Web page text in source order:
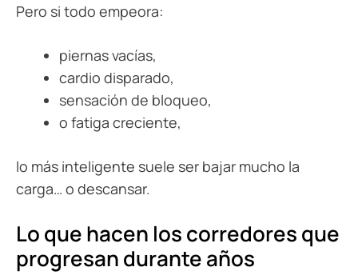
Pero si todo empeora:
piernas vacías,
cardio disparado,
sensación de bloqueo,
o fatiga creciente,
lo más inteligente suele ser bajar mucho la
carga… o descansar.
Lo que hacen los corredores que
progresan durante años